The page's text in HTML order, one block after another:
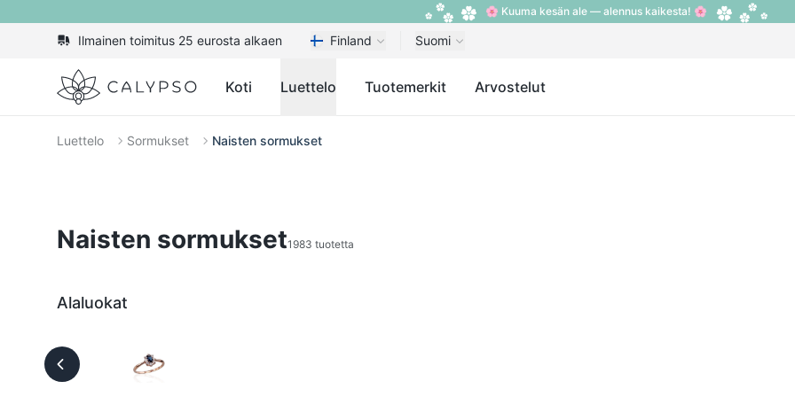
🌸 Kuuma kesän ale — alennus kaikesta! 🌸
Ilmainen toimitus 25 eurosta alkaen Finland Suomi
Calypso Koti Luettelo Tuotemerkit Arvostelut
Luettelo Sormukset Naisten sormukset
Naisten sormukset1983 tuotetta
Alaluokat